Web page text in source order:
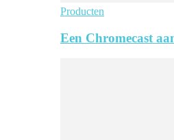
Producten
Een Chromecast